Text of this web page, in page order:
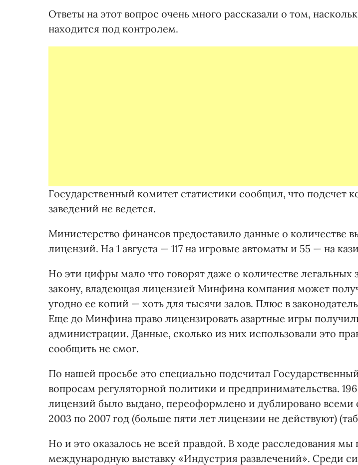
Ответы на этот вопрос очень много рассказали о том,
находится под контролем.
Государственный комитет статистики сообщил, что подсчет
заведений не ведется.
Министерство финансов предоставило данные о количестве
лицензий. На 1 августа — 117 на игровые автоматы и 55 — на
Но эти цифры мало что говорят даже о количестве легальных
закону, владеющая лицензией Минфина компания может
угодно ее копий — хоть для тысячи залов. Плюс в
Еще до Минфина право лицензировать азартные игры
администрации. Данные, сколько из них использовали это
сообщить не смог.
По нашей просьбе это специально подсчитал
вопросам регуляторной политики и предпринимательства.
лицензий было выдано, переоформлено и дублировано всеми
2003 по 2007 год (больше пяти лет лицензии не действуют)
Но и это оказалось не всей правдой. В ходе расследования мы
международную выставку «Индустрия развлечений». Среди